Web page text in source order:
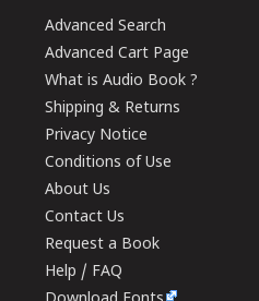
Advanced Search
Advanced Cart Page
What is Audio Book ?
Shipping & Returns
Privacy Notice
Conditions of Use
About Us
Contact Us
Request a Book
Help / FAQ